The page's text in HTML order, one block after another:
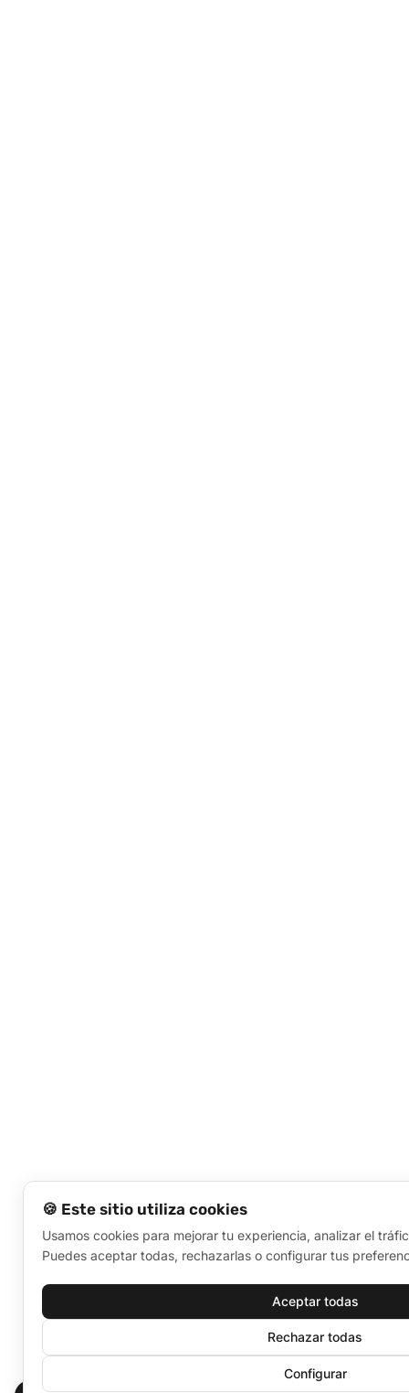
🍪 Este sitio utiliza cookies
Usamos cookies para mejorar tu experiencia, analizar el
Puedes aceptar todas, rechazarlas o configurar tus
Aceptar todas
Rechazar todas
Configurar